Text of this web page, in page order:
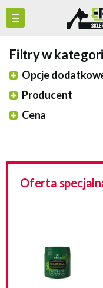
Filtry w
Opcje
Producent
Cena
Oferta